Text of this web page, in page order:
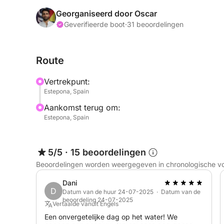
Een professionele kapitein brengt u naar onze
• Activiteiten: wakeboarden, waterskiën,
Inbegrepen: snacks, drankjes, verzekering,
Niet inbegrepen: snel varen / watersporten: € 100/
Georganiseerd door Oscar
Geverifieerde boot·31 beoordelingen
Route
Vertrekpunt:
Estepona, Spain
Aankomst terug om:
Estepona, Spain
5/5 · 15 beoordelingen
Beoordelingen worden weergegeven in chronologische
D
Dani
Datum van de huur 24-07-2025 · Datum van de
beoordeling 24-07-2025
Vertaalde vanuit Engels
Een onvergetelijke dag op het water! We